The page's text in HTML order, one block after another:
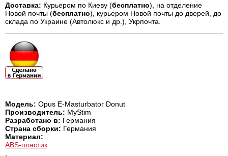
Доставка: Курьером по Киеву (бесплатно), на отделение
Новой почты (бесплатно), курьером Новой почты до дверей, до
склада по Украине (Автолюкс и др.), Укрпочта.
Модель: Opus E-Masturbator Donut
Производитель: MyStim
Разработано в: Германия
Страна сборки: Германия
Материал:
ABS-пластик